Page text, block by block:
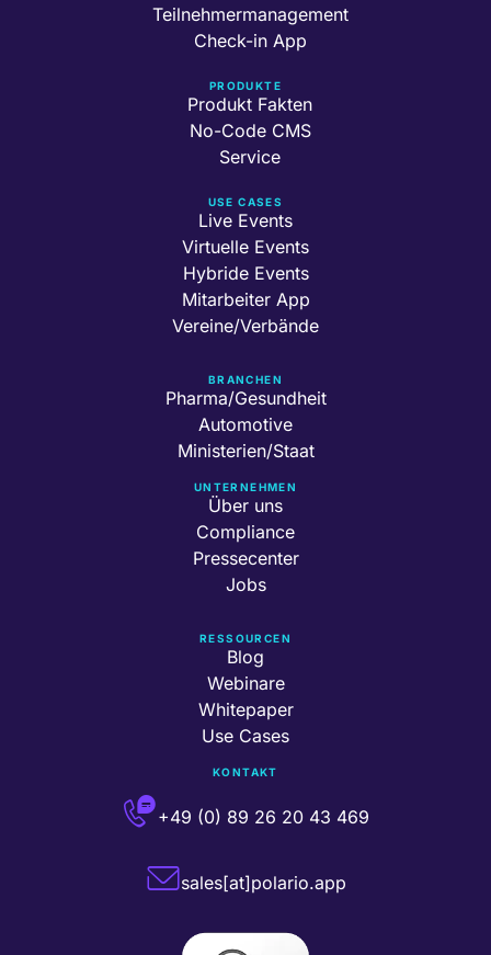
Teilnehmermanagement
Check-in App
PRODUKTE
Produkt Fakten
No-Code CMS
Service
USE CASES
Live Events
Virtuelle Events
Hybride Events
Mitarbeiter App
Vereine/Verbände
BRANCHEN
Pharma/Gesundheit
Automotive
Ministerien/Staat
UNTERNEHMEN
Über uns
Compliance
Pressecenter
Jobs
RESSOURCEN
Blog
Webinare
Whitepaper
Use Cases
KONTAKT
+49 (0) 89 26 20 43 469
sales[at]polario.app